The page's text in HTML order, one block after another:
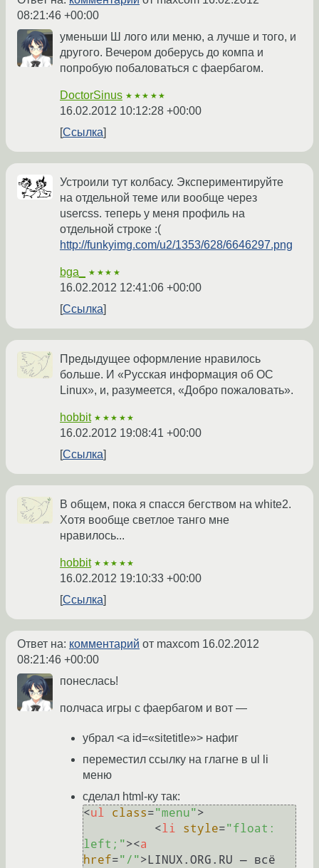
08:21:46 +00:00
уменьши Ш лого или меню, а лучше и того, и
другого. Вечером доберусь до компа и
попробую побаловаться с фаербагом.
DoctorSinus ★★★★★
16.02.2012 10:12:28 +00:00
Ссылка
Устроили тут колбасу. Экспериментируйте
на отдельной теме или вообще через
usercss. теперь у меня профиль на
отдельной строке :(
http://funkyimg.com/u2/1353/628/6646297.png
bga_ ★★★★
16.02.2012 12:41:06 +00:00
Ссылка
Предыдущее оформление нравилось
больше. И «Русская информация об ОС
Linux», и, разумеется, «Добро пожаловать».
hobbit ★★★★★
16.02.2012 19:08:41 +00:00
Ссылка
В общем, пока я спасся бегством на white2.
Хотя вообще светлое танго мне
нравилось...
hobbit ★★★★★
16.02.2012 19:10:33 +00:00
Ссылка
Ответ на: комментарий от maxcom 16.02.2012
08:21:46 +00:00
понеслась!
полчаса игры с фаербагом и вот —
убрал <a id=«sitetitle»> нафиг
переместил ссылку на глагне в ul li
меню
сделал html-ку так:
<ul class="menu">
<li style="float:
left;"><a
href="/"> LINUX.ORG.RU — всё